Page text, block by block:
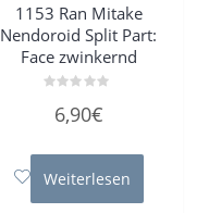
1153 Ran Mitake
Nendoroid Split Part:
Face zwinkernd
mit
5
6,90€
Weiterlesen